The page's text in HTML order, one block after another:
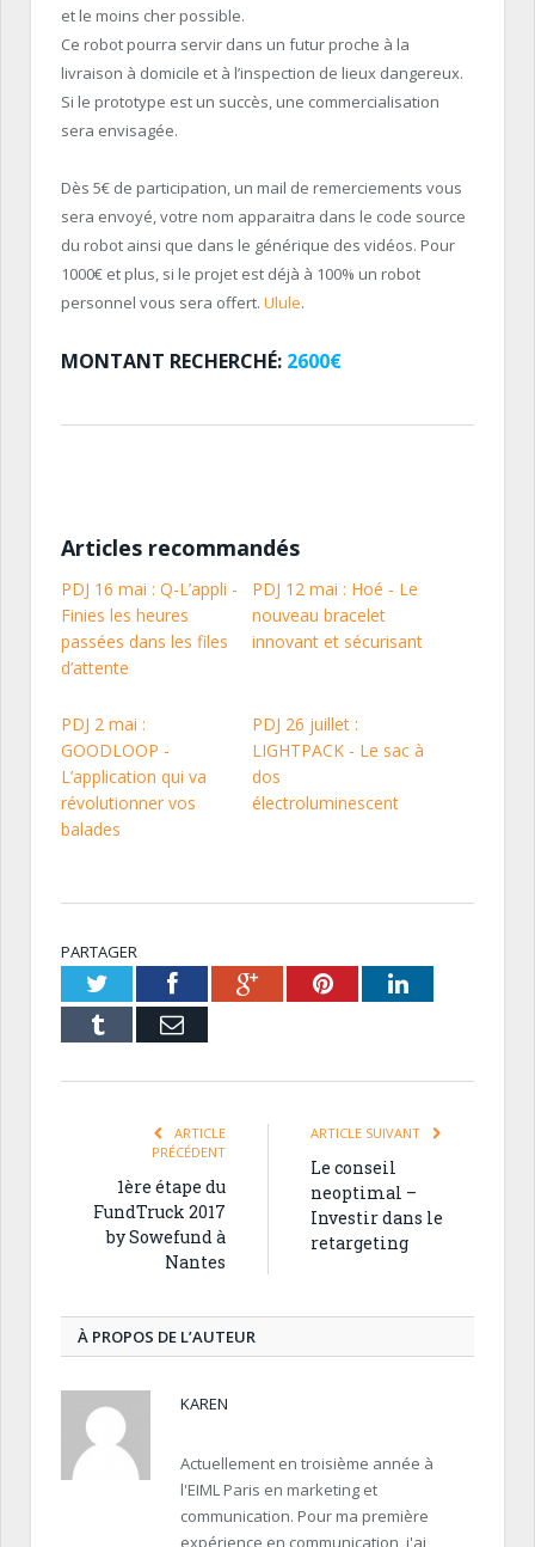
et le moins cher possible.
Ce robot pourra servir dans un futur proche à la
livraison à domicile et à l’inspection de lieux dangereux.
Si le prototype est un succès, une commercialisation
sera envisagée.
Dès 5€ de participation, un mail de remerciements vous
sera envoyé, votre nom apparaitra dans le code source
du robot ainsi que dans le générique des vidéos. Pour
1000€ et plus, si le projet est déjà à 100% un robot
personnel vous sera offert. Ulule.
MONTANT RECHERCHÉ: 2600€
Articles recommandés
PDJ 16 mai : Q-L’appli -
Finies les heures
passées dans les files
d’attente
PDJ 12 mai : Hoé - Le
nouveau bracelet
innovant et sécurisant
PDJ 2 mai :
GOODLOOP -
L’application qui va
révolutionner vos
balades
PDJ 26 juillet :
LIGHTPACK - Le sac à
dos
électroluminescent
PARTAGER
TwitterFacebookGoogle+PinterestLinkedIn
Tumblr Email
ARTICLE
PRÉCÉDENT
1ère étape du
FundTruck 2017
by Sowefund à
Nantes
ARTICLE SUIVANT
Le conseil
neoptimal –
Investir dans le
retargeting
À PROPOS DE L’AUTEUR
KAREN
Actuellement en troisième année à
l'EIML Paris en marketing et
communication. Pour ma première
expérience en communication, j'ai